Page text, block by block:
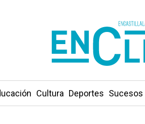
Cultura Deportes Sucesos